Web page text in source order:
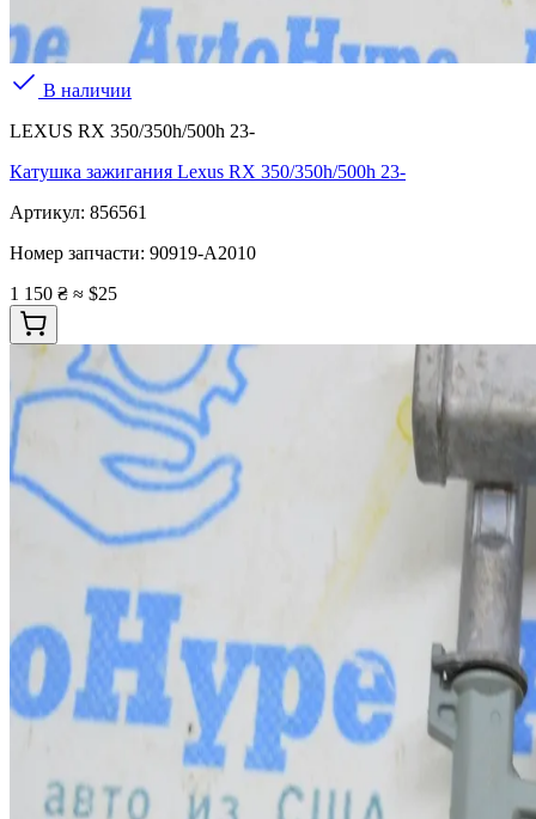
В наличии
LEXUS RX 350/350h/500h 23-
Катушка зажигания Lexus RX 350/350h/500h 23-
Артикул: 856561
Номер запчасти: 90919-A2010
1 150 ₴ ≈ $25